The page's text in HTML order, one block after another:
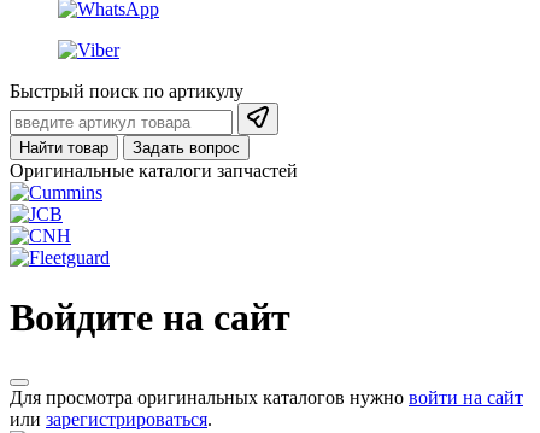
Быстрый поиск по артикулу
Найти товар Задать вопрос
Оригинальные каталоги запчастей
Войдите на сайт
Для просмотра оригинальных каталогов нужно войти на сайт
или зарегистрироваться.